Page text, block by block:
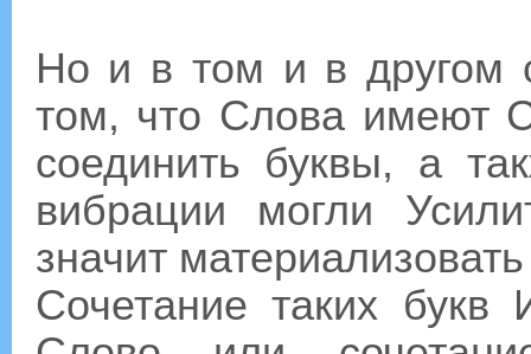
Но и в том и в другом
том, что Слова имеют
соединить буквы, а
вибрации могли
значит
Сочетание таких букв